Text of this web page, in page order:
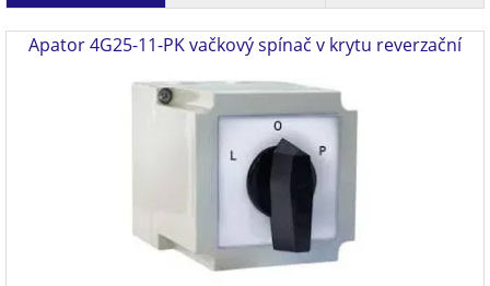
Apator 4G25-11-PK vačkový spínač v krytu reverzační